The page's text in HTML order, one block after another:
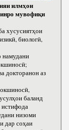
илмҳои
мувофиқи
хусусиятҳои
биологӣ,
намудани
докторанон аз
баланд
низоми
дар соҳаи